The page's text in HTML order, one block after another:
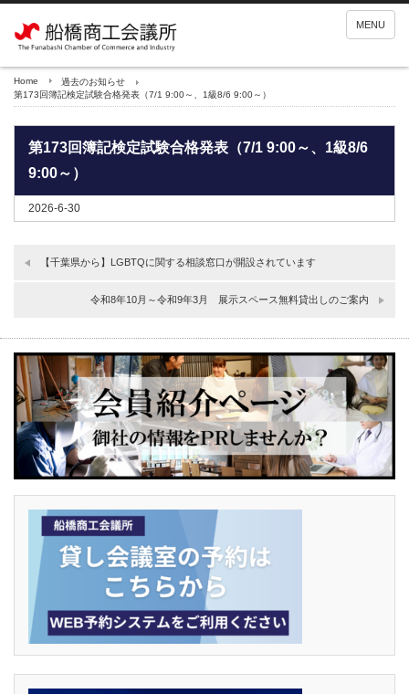
MENU
Home
過去のお知らせ
第173回簿記検定試験合格発表（7/1 9:00～、1級8/6 9:00～）
第173回簿記検定試験合格発表（7/1 9:00～、1級8/6
9:00～）
2026-6-30
【千葉県から】LGBTQに関する相談窓口が開設されています
令和8年10月～令和9年3月 展示スペース無料貸出しのご案内